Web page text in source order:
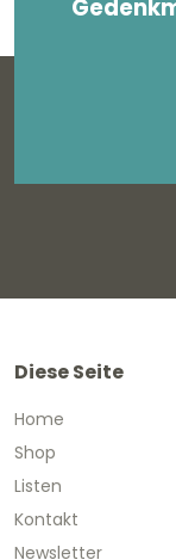
Diese Seite
Home
Shop
Listen
Kontakt
Newsletter